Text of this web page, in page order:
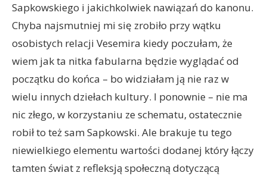
Sapkowskiego i jakichkolwiek nawiązań do kanonu.
Chyba najsmutniej mi się zrobiło przy wątku
osobistych relacji Vesemira kiedy poczułam, że
wiem jak ta nitka fabularna będzie wyglądać od
początku do końca – bo widziałam ją nie raz w
wielu innych dziełach kultury. I ponownie – nie ma
nic złego, w korzystaniu ze schematu, ostatecznie
robił to też sam Sapkowski. Ale brakuje tu tego
niewielkiego elementu wartości dodanej który łączy
tamten świat z refleksją społeczną dotyczącą